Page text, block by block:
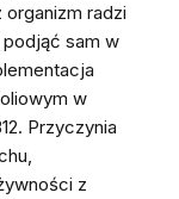
radzi
sam w
w
Przyczynia
z